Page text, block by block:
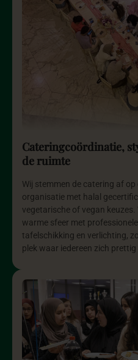
Cateringcoördinatie,
de ruimte
Wij stemmen de catering af
organisatie met halal
vegetarische of vegan
warme sfeer met
tafelschikking en verlichting,
plek waar iedereen zich prettig